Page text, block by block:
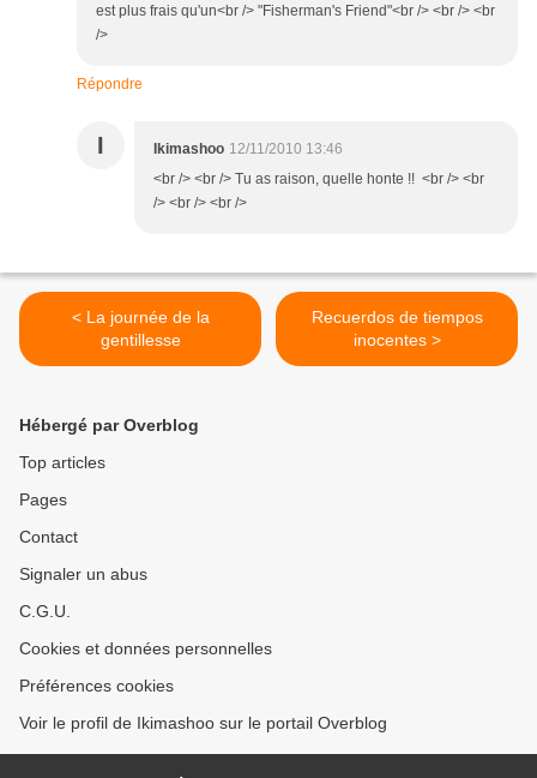
est plus frais qu'un<br /> "Fisherman's Friend"<br /> <br /> <br
/>
Répondre
I Ikimashoo 12/11/2010 13:46
<br /> <br /> Tu as raison, quelle honte !! <br /> <br
/> <br /> <br />
< La journée de la
gentillesse
Recuerdos de tiempos
inocentes >
Hébergé par Overblog
Top articles
Pages
Contact
Signaler un abus
C.G.U.
Cookies et données personnelles
Préférences cookies
Voir le profil de Ikimashoo sur le portail Overblog